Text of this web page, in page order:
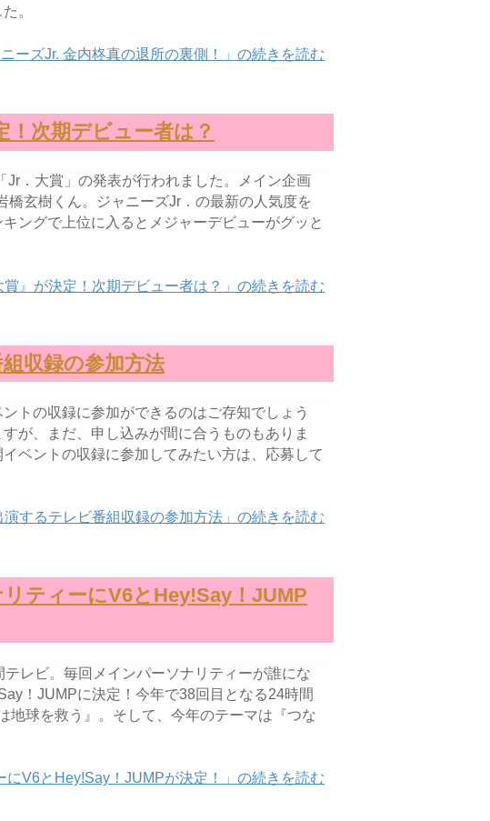
。
ニーズJr. 金内柊真の退所の裏側！」の続きを読む
次期デビュー者は？
Jr．大賞」の発表が行われました。メイン企画
玄樹くん。ジャニーズJr．の最新の人気度を
ングで上位に入るとメジャーデビューがグッと
賞』が決定！次期デビュー者は？」の続きを読む
収録の参加方法
トの収録に参加ができるのはご存知でしょう
が、まだ、申し込みが間に合うものもありま
ベントの収録に参加してみたい方は、応募して
演するテレビ番組収録の参加方法」の続きを読む
ティーにV6とHey!Say！JUMP
レビ。毎回メインパーソナリティーが誰にな
！JUMPに決定！今年で38回目となる24時間
地球を救う』。そして、今年のテーマは『つな
にV6とHey!Say！JUMPが決定！」の続きを読む